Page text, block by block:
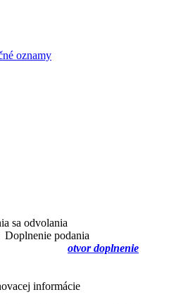
oznamy
konanie
a vzdania sa odvolania
podania
otvor doplnenie
začatí stavby
plánovacej informácie